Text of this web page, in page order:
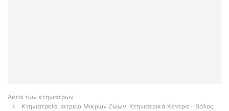
Αετοί των κτηνιάτρων
Κτηνιατρεία, Ιατρεία Μικρών Ζώων, Κτηνιατρικά Κέντρα - Βόλος